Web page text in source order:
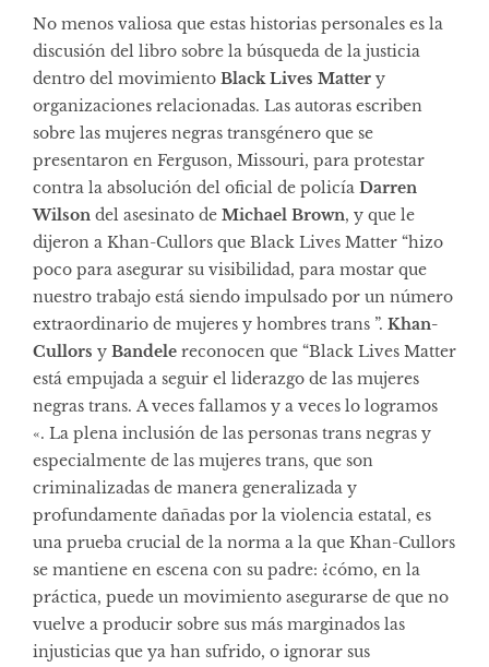
No menos valiosa que estas historias personales es la
discusión del libro sobre la búsqueda de la justicia
dentro del movimiento Black Lives Matter y
organizaciones relacionadas. Las autoras escriben
sobre las mujeres negras transgénero que se
presentaron en Ferguson, Missouri, para protestar
contra la absolución del oficial de policía Darren
Wilson del asesinato de Michael Brown, y que le
dijeron a Khan-Cullors que Black Lives Matter “hizo
poco para asegurar su visibilidad, para mostar que
nuestro trabajo está siendo impulsado por un número
extraordinario de mujeres y hombres trans ”. Khan-
Cullors y Bandele reconocen que “Black Lives Matter
está empujada a seguir el liderazgo de las mujeres
negras trans. A veces fallamos y a veces lo logramos
«. La plena inclusión de las personas trans negras y
especialmente de las mujeres trans, que son
criminalizadas de manera generalizada y
profundamente dañadas por la violencia estatal, es
una prueba crucial de la norma a la que Khan-Cullors
se mantiene en escena con su padre: ¿cómo, en la
práctica, puede un movimiento asegurarse de que no
vuelve a producir sobre sus más marginados las
injusticias que ya han sufrido, o ignorar sus